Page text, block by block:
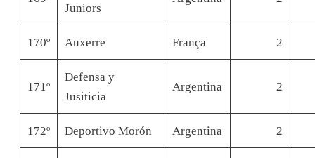
Juniors
170º Auxerre França 2
171º
Defensa y
Jusiticia
Argentina 2
172º Deportivo Morón Argentina 2